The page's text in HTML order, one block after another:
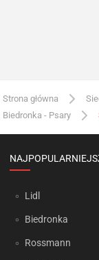
Strona główna
Biedronka - Psary
Lidl
Biedronka
Rossmann